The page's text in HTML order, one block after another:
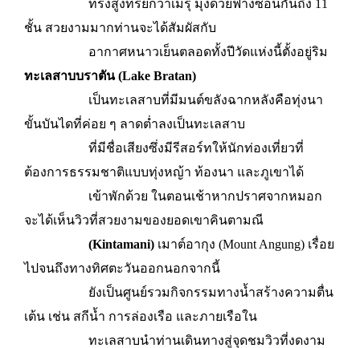
ทรงสูงที่รียกว่าเมรุ มุงด้วยฟางซ้อนกันถึง 11
ชั้น สวยงามมากท่านจะได้สัมผัสกับ
อากาศหนาวเย็นตลอดทั้งปีวัดแห่งนี้ตั้งอยู่ริม
ทะเลสาบบราตัน (Lake Bratan)
เป็นทะเลสาบที่มีมนต์ขลังฉากหลังคือทุ่งนา
ขั้นบันไดที่ค่อย ๆ ลาดต่ำลงเป็นทะเลสาบ
ที่มีชื่อเสียงซึ่งมีรีสอร์ทให้นักท่องเที่ยวที่
ต้องการธรรมชาติแบบทุ่งหญ้า ท้องนา และภูเขาได้
เข้าพักด้วย ในตอนเช้าหากปราศจากหมอก
จะได้เห็นวิวที่สวยงามของยอดเขาคินตามณี
(Kintamani) เมาต์อากุง (Mount Angung) เรื่อย
ไปจนถึงทางทิศตะวันออกนอกจากนี้
ยังเป็นศูนย์รวมกิจกรรมทางน้ำสร้างความตื่น
เต้น เช่น สกีน้ำ การล่องเรือ และภายเรือใน
ทะเลสาบนำท่านเดินทางสู่จุดชมวิวที่งดงาม